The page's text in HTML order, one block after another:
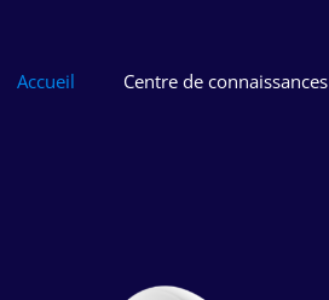
Accueil Centre de connaissances